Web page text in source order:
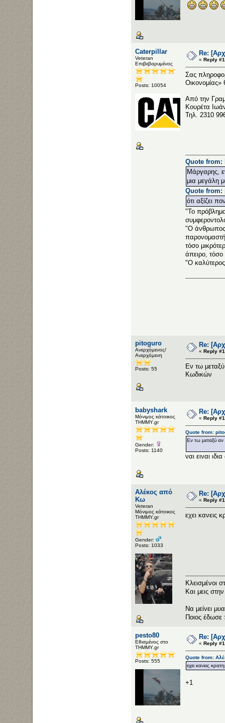
Caterpillar
Veteran
Επιβεβαρυμένος
Posts: 10054
Re:
« Reply
Σας
Από την
Κουρέτα
Τηλ. 2310
Quote from:
Μάργαρης,
μια μεγάλη
Quote from:
ότι αξίζει
"Το πρόβλημα
"Ο άνθρωπος
τόσο
άπειρο, τόσο
"Ο καλύτερος
pitoguro
Ανερχόμενος/
Ανερχόμενη
Posts: 55
Re:
« Reply
Εν τω
Κωδικών
babyshark
Μόνιμος κάτοικος
ΤΗΜΜΥ.gr
Gender:
Posts: 1140
Re:
« Reply
Quote from:
Εν τω μεταξύ
ναι ειναι
Αλέκος από
Κω
Veteran
Μόνιμος κάτοικος
ΤΗΜΜΥ.gr
Gender:
Posts: 1033
Re:
« Reply
εχει κανεις
Κλεισμένοι
Και μεις
Να μείνει
Ποιος έδωσε
pesto80
Εθισμένος στο
ΤΗΜΜΥ.gr
Posts: 555
Re:
« Reply
Quote from:
εχει κανεις
+1